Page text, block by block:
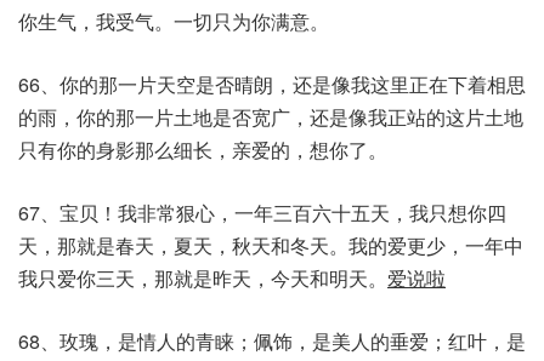
你生气，我受气。一切只为你满意。
66、你的那一片天空是否晴朗，还是像我这里正在下着相思
的雨，你的那一片土地是否宽广，还是像我正站的这片土地
只有你的身影那么细长，亲爱的，想你了。
67、宝贝！我非常狠心，一年三百六十五天，我只想你四
天，那就是春天，夏天，秋天和冬天。我的爱更少，一年中
我只爱你三天，那就是昨天，今天和明天。 爱说啦
68、玫瑰，是情人的青睐；佩饰，是美人的垂爱；红叶，是